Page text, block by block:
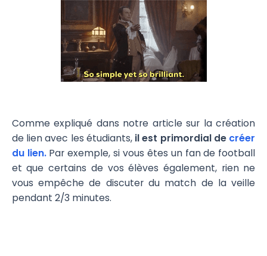
Comme expliqué dans notre article sur la création
de lien avec les étudiants,il est primordial de créer
du lien.Par exemple, si vous êtes un fan de football
et que certains de vos élèves également, rien ne
vous empêche de discuter du match de la veille
pendant 2/3 minutes.